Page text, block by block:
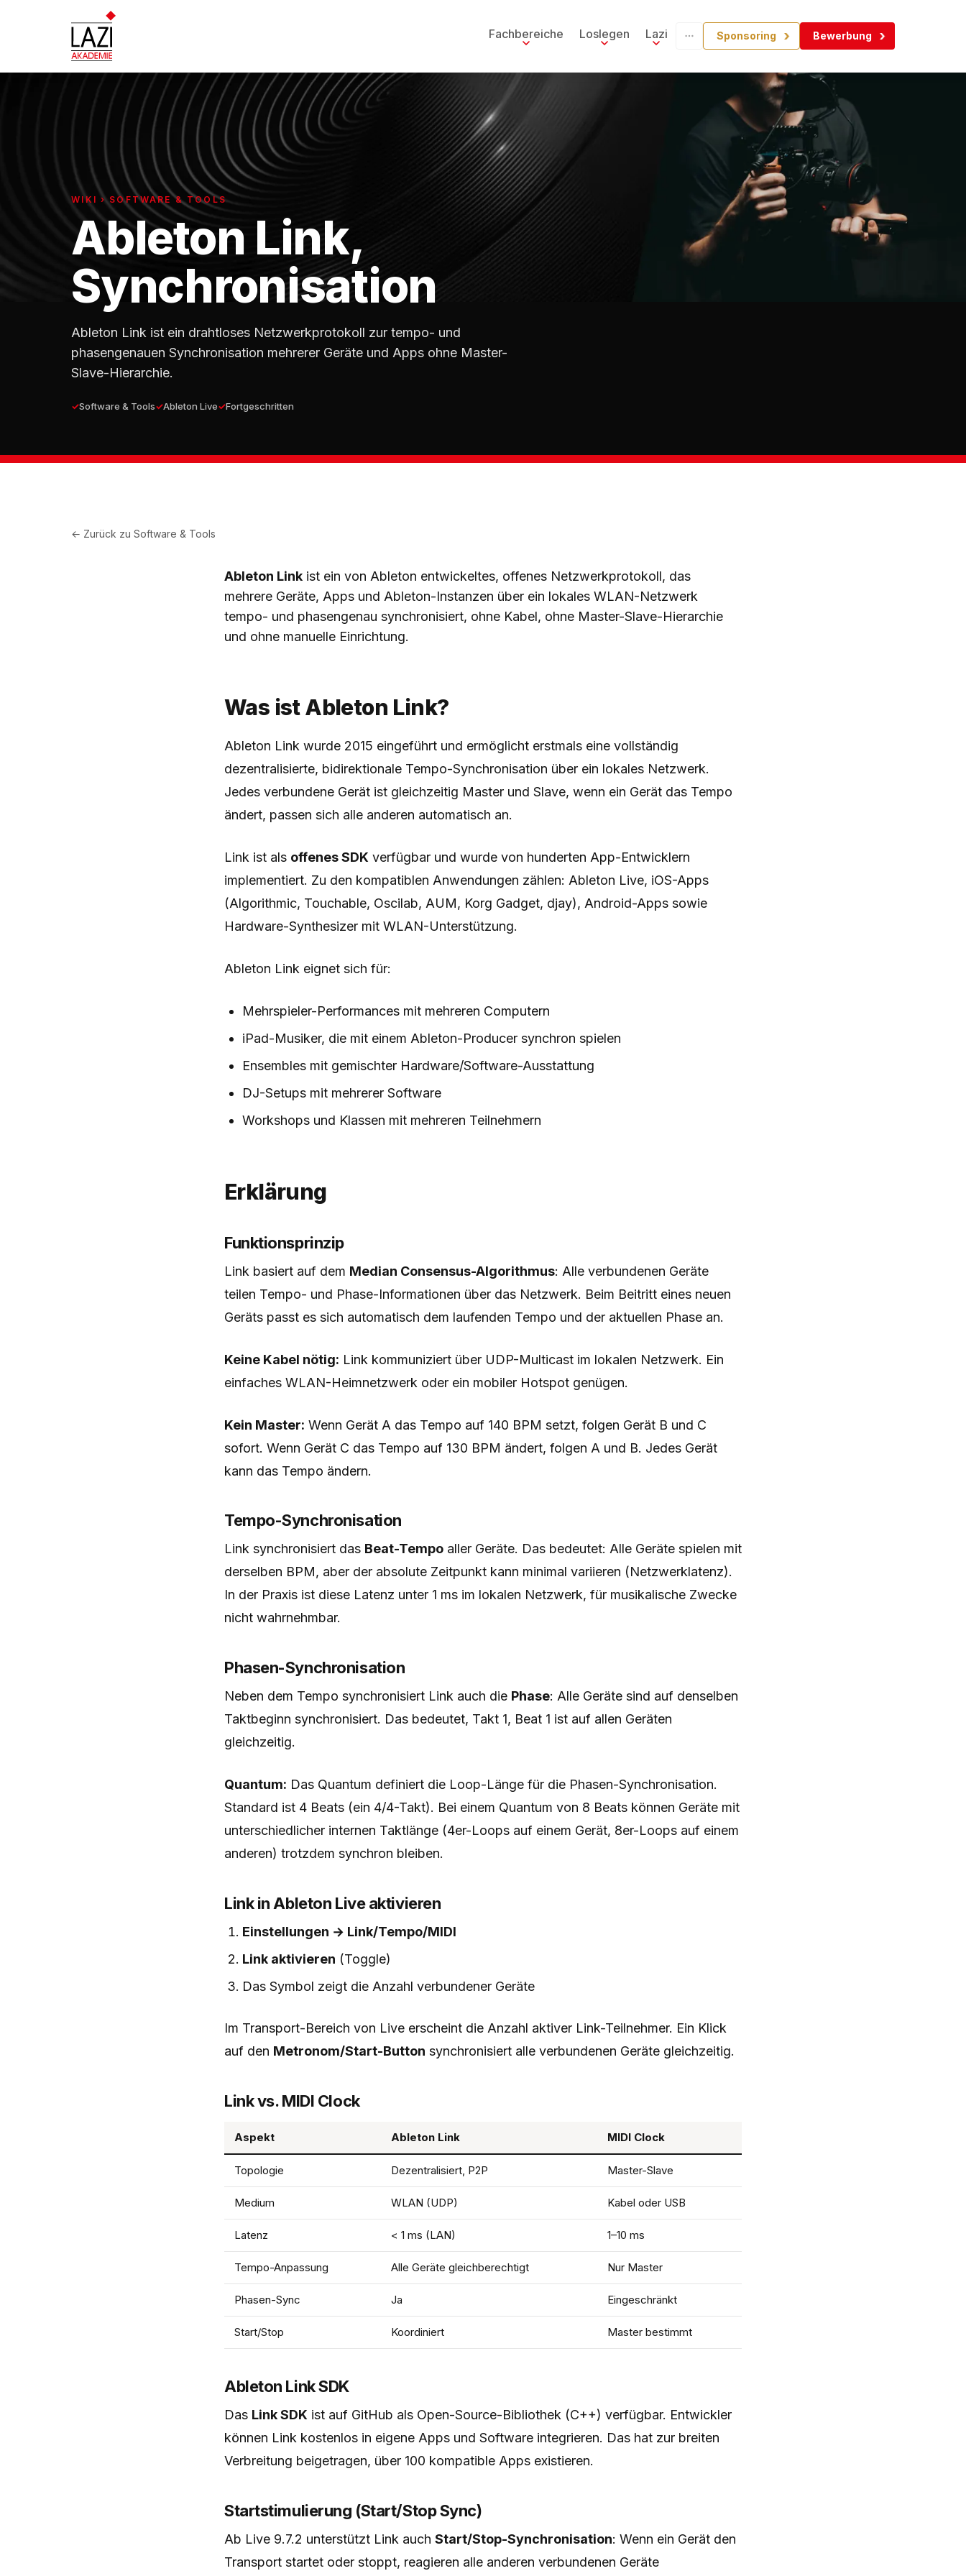
Fachbereiche Loslegen Lazi Sponsoring Bewerbung
WIKI › SOFTWARE & TOOLS
Ableton Link,
Synchronisation
Ableton Link ist ein drahtloses Netzwerkprotokoll zur tempo- und
phasengenauen Synchronisation mehrerer Geräte und Apps ohne Master-
Slave-Hierarchie.
Software & Tools Ableton Live Fortgeschritten
← Zurück zuSoftware & Tools
Ableton Link ist ein von Ableton entwickeltes, offenes Netzwerkprotokoll, das
mehrere Geräte, Apps und Ableton-Instanzen über ein lokales WLAN-Netzwerk
tempo- und phasengenau synchronisiert, ohne Kabel, ohne Master-Slave-Hierarchie
und ohne manuelle Einrichtung.
Was ist Ableton Link?
Ableton Link wurde 2015 eingeführt und ermöglicht erstmals eine vollständig
dezentralisierte, bidirektionale Tempo-Synchronisation über ein lokales Netzwerk.
Jedes verbundene Gerät ist gleichzeitig Master und Slave, wenn ein Gerät das Tempo
ändert, passen sich alle anderen automatisch an.
Link ist als offenes SDK verfügbar und wurde von hunderten App-Entwicklern
implementiert. Zu den kompatiblen Anwendungen zählen: Ableton Live, iOS-Apps
(Algorithmic, Touchable, Oscilab, AUM, Korg Gadget, djay), Android-Apps sowie
Hardware-Synthesizer mit WLAN-Unterstützung.
Ableton Link eignet sich für:
Mehrspieler-Performances mit mehreren Computern
iPad-Musiker, die mit einem Ableton-Producer synchron spielen
Ensembles mit gemischter Hardware/Software-Ausstattung
DJ-Setups mit mehrerer Software
Workshops und Klassen mit mehreren Teilnehmern
Erklärung
Funktionsprinzip
Link basiert auf dem Median Consensus-Algorithmus: Alle verbundenen Geräte
teilen Tempo- und Phase-Informationen über das Netzwerk. Beim Beitritt eines neuen
Geräts passt es sich automatisch dem laufenden Tempo und der aktuellen Phase an.
Keine Kabel nötig: Link kommuniziert über UDP-Multicast im lokalen Netzwerk. Ein
einfaches WLAN-Heimnetzwerk oder ein mobiler Hotspot genügen.
Kein Master: Wenn Gerät A das Tempo auf 140 BPM setzt, folgen Gerät B und C
sofort. Wenn Gerät C das Tempo auf 130 BPM ändert, folgen A und B. Jedes Gerät
kann das Tempo ändern.
Tempo-Synchronisation
Link synchronisiert das Beat-Tempo aller Geräte. Das bedeutet: Alle Geräte spielen mit
derselben BPM, aber der absolute Zeitpunkt kann minimal variieren (Netzwerklatenz).
In der Praxis ist diese Latenz unter 1 ms im lokalen Netzwerk, für musikalische Zwecke
nicht wahrnehmbar.
Phasen-Synchronisation
Neben dem Tempo synchronisiert Link auch die Phase: Alle Geräte sind auf denselben
Taktbeginn synchronisiert. Das bedeutet, Takt 1, Beat 1 ist auf allen Geräten
gleichzeitig.
Quantum: Das Quantum definiert die Loop-Länge für die Phasen-Synchronisation.
Standard ist 4 Beats (ein 4/4-Takt). Bei einem Quantum von 8 Beats können Geräte mit
unterschiedlicher internen Taktlänge (4er-Loops auf einem Gerät, 8er-Loops auf einem
anderen) trotzdem synchron bleiben.
Link in Ableton Live aktivieren
Einstellungen → Link/Tempo/MIDI
Link aktivieren (Toggle)
Das Symbol zeigt die Anzahl verbundener Geräte
Im Transport-Bereich von Live erscheint die Anzahl aktiver Link-Teilnehmer. Ein Klick
auf den Metronom/Start-Button synchronisiert alle verbundenen Geräte gleichzeitig.
Link vs. MIDI Clock
Aspekt Ableton Link MIDI Clock
Topologie Dezentralisiert, P2P Master-Slave
Medium WLAN (UDP) Kabel oder USB
Latenz < 1 ms (LAN) 1–10 ms
Tempo-Anpassung Alle Geräte gleichberechtigt Nur Master
Phasen-Sync Ja Eingeschränkt
Start/Stop Koordiniert Master bestimmt
Ableton Link SDK
Das Link SDK ist auf GitHub als Open-Source-Bibliothek (C++) verfügbar. Entwickler
können Link kostenlos in eigene Apps und Software integrieren. Das hat zur breiten
Verbreitung beigetragen, über 100 kompatible Apps existieren.
Startstimulierung (Start/Stop Sync)
Ab Live 9.7.2 unterstützt Link auch Start/Stop-Synchronisation: Wenn ein Gerät den
Transport startet oder stoppt, reagieren alle anderen verbundenen Geräte